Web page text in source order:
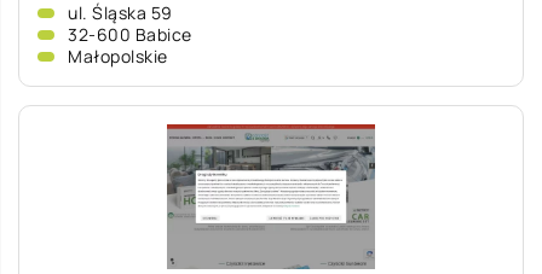
ul. Śląska 59
32-600 Babice
Małopolskie